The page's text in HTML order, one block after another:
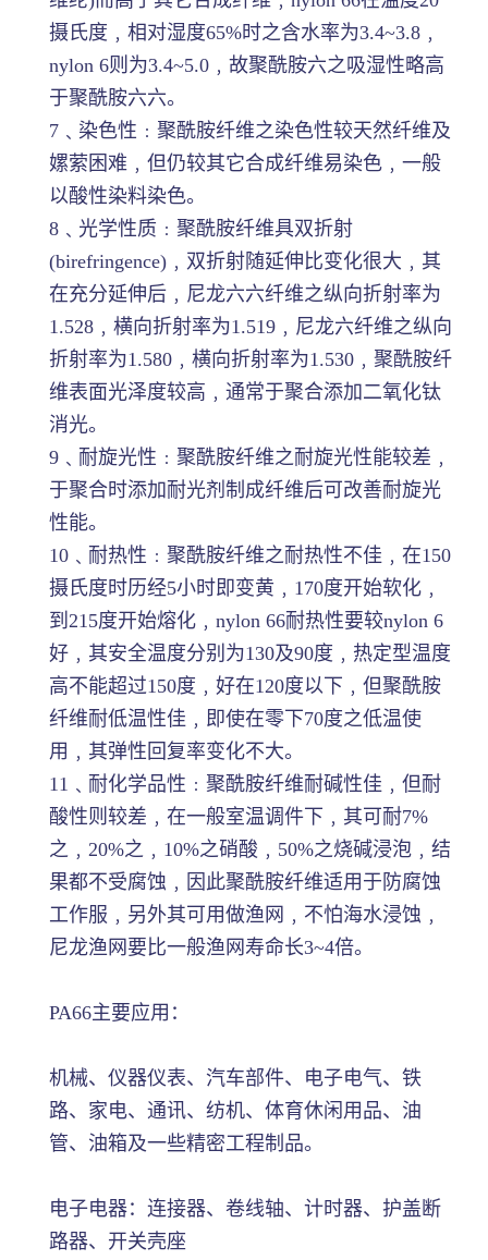
摄氏度﹐相对湿度65%时之含水率为3.4~3.8﹐
nylon 6则为3.4~5.0﹐故聚酰胺六之吸湿性略高
于聚酰胺六六。
7﹑染色性﹕聚酰胺纤维之染色性较天然纤维及
嫘萦困难﹐但仍较其它合成纤维易染色﹐一般
以酸性染料染色。
8﹑光学性质﹕聚酰胺纤维具双折射
(birefringence)﹐双折射随延伸比变化很大﹐其
在充分延伸后﹐尼龙六六纤维之纵向折射率为
1.528﹐横向折射率为1.519﹐尼龙六纤维之纵向
折射率为1.580﹐横向折射率为1.530﹐聚酰胺纤
维表面光泽度较高﹐通常于聚合添加二氧化钛
消光。
9﹑耐旋光性﹕聚酰胺纤维之耐旋光性能较差﹐
于聚合时添加耐光剂制成纤维后可改善耐旋光
性能。
10﹑耐热性﹕聚酰胺纤维之耐热性不佳﹐在150
摄氏度时历经5小时即变黄﹐170度开始软化﹐
到215度开始熔化﹐nylon 66耐热性要较nylon 6
好﹐其安全温度分别为130及90度﹐热定型温度
高不能超过150度﹐好在120度以下﹐但聚酰胺
纤维耐低温性佳﹐即使在零下70度之低温使
用﹐其弹性回复率变化不大。
11﹑耐化学品性﹕聚酰胺纤维耐碱性佳﹐但耐
酸性则较差﹐在一般室温调件下﹐其可耐7%
之﹐20%之﹐10%之硝酸﹐50%之烧碱浸泡﹐结
果都不受腐蚀﹐因此聚酰胺纤维适用于防腐蚀
工作服﹐另外其可用做渔网﹐不怕海水浸蚀﹐
尼龙渔网要比一般渔网寿命长3~4倍。
PA66主要应用：
机械、仪器仪表、汽车部件、电子电气、铁
路、家电、通讯、纺机、体育休闲用品、油
管、油箱及一些精密工程制品。
电子电器：连接器、卷线轴、计时器、护盖断
路器、开关壳座